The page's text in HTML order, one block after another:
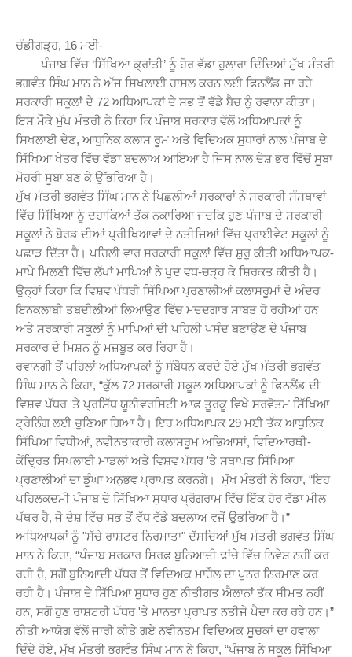
ਚੰਡੀਗੜ੍ਹ, 16 ਮਈ-
ਪੰਜਾਬ ਵਿੱਚ ‘ਸਿੱਖਿਆ ਕ੍ਰਾਂਤੀ’ ਨੂੰ ਹੋਰ ਵੱਡਾ ਹੁਲਾਰਾ ਦਿੰਦਿਆਂ ਮੁੱਖ ਮੰਤਰੀ
ਭਗਵੰਤ ਸਿੰਘ ਮਾਨ ਨੇ ਅੱਜ ਸਿਖਲਾਈ ਹਾਸਲ ਕਰਨ ਲਈ ਫਿਨਲੈਂਡ ਜਾ ਰਹੇ
ਸਰਕਾਰੀ ਸਕੂਲਾਂ ਦੇ 72 ਅਧਿਆਪਕਾਂ ਦੇ ਸਭ ਤੋਂ ਵੱਡੇ ਬੈਚ ਨੂੰ ਰਵਾਨਾ ਕੀਤਾ।
ਇਸ ਮੌਕੇ ਮੁੱਖ ਮੰਤਰੀ ਨੇ ਕਿਹਾ ਕਿ ਪੰਜਾਬ ਸਰਕਾਰ ਵੱਲੋਂ ਅਧਿਆਪਕਾਂ ਨੂੰ
ਸਿਖਲਾਈ ਦੇਣ, ਆਧੁਨਿਕ ਕਲਾਸ ਰੂਮ ਅਤੇ ਵਿਦਿਅਕ ਸੁਧਾਰਾਂ ਨਾਲ ਪੰਜਾਬ ਦੇ
ਸਿੱਖਿਆ ਖੇਤਰ ਵਿੱਚ ਵੱਡਾ ਬਦਲਾਅ ਆਇਆ ਹੈ ਜਿਸ ਨਾਲ ਦੇਸ਼ ਭਰ ਵਿੱਚੋਂ ਸੂਬਾ
ਮੋਹਰੀ ਸੂਬਾ ਬਣ ਕੇ ਉੱਭਰਿਆ ਹੈ।
ਮੁੱਖ ਮੰਤਰੀ ਭਗਵੰਤ ਸਿੰਘ ਮਾਨ ਨੇ ਪਿਛਲੀਆਂ ਸਰਕਾਰਾਂ ਨੇ ਸਰਕਾਰੀ ਸੰਸਥਾਵਾਂ
ਵਿੱਚ ਸਿੱਖਿਆ ਨੂੰ ਦਹਾਕਿਆਂ ਤੱਕ ਨਕਾਰਿਆ ਜਦਕਿ ਹੁਣ ਪੰਜਾਬ ਦੇ ਸਰਕਾਰੀ
ਸਕੂਲਾਂ ਨੇ ਬੋਰਡ ਦੀਆਂ ਪ੍ਰੀਖਿਆਵਾਂ ਦੇ ਨਤੀਜਿਆਂ ਵਿੱਚ ਪ੍ਰਾਈਵੇਟ ਸਕੂਲਾਂ ਨੂੰ
ਪਛਾੜ ਦਿੱਤਾ ਹੈ। ਪਹਿਲੀ ਵਾਰ ਸਰਕਾਰੀ ਸਕੂਲਾਂ ਵਿੱਚ ਸ਼ੁਰੂ ਕੀਤੀ ਅਧਿਆਪਕ-
ਮਾਪੇ ਮਿਲਣੀ ਵਿੱਚ ਲੱਖਾਂ ਮਾਪਿਆਂ ਨੇ ਖੁਦ ਵਧ-ਚੜ੍ਹ ਕੇ ਸ਼ਿਰਕਤ ਕੀਤੀ ਹੈ।
ਉਨ੍ਹਾਂ ਕਿਹਾ ਕਿ ਵਿਸ਼ਵ ਪੱਧਰੀ ਸਿੱਖਿਆ ਪ੍ਰਣਾਲੀਆਂ ਕਲਾਸਰੂਮਾਂ ਦੇ ਅੰਦਰ
ਇਨਕਲਾਬੀ ਤਬਦੀਲੀਆਂ ਲਿਆਉਣ ਵਿੱਚ ਮਦਦਗਾਰ ਸਾਬਤ ਹੋ ਰਹੀਆਂ ਹਨ
ਅਤੇ ਸਰਕਾਰੀ ਸਕੂਲਾਂ ਨੂੰ ਮਾਪਿਆਂ ਦੀ ਪਹਿਲੀ ਪਸੰਦ ਬਣਾਉਣ ਦੇ ਪੰਜਾਬ
ਸਰਕਾਰ ਦੇ ਮਿਸ਼ਨ ਨੂੰ ਮਜ਼ਬੂਤ ਕਰ ਰਿਹਾ ਹੈ।
ਰਵਾਨਗੀ ਤੋਂ ਪਹਿਲਾਂ ਅਧਿਆਪਕਾਂ ਨੂੰ ਸੰਬੋਧਨ ਕਰਦੇ ਹੋਏ ਮੁੱਖ ਮੰਤਰੀ ਭਗਵੰਤ
ਸਿੰਘ ਮਾਨ ਨੇ ਕਿਹਾ, “ਕੁੱਲ 72 ਸਰਕਾਰੀ ਸਕੂਲ ਅਧਿਆਪਕਾਂ ਨੂੰ ਫਿਨਲੈਂਡ ਦੀ
ਵਿਸ਼ਵ ਪੱਧਰ 'ਤੇ ਪ੍ਰਸਿੱਧ ਯੂਨੀਵਰਸਿਟੀ ਆਫ਼ ਤੂਰਕੂ ਵਿਖੇ ਸਰਵੋਤਮ ਸਿੱਖਿਆ
ਟ੍ਰੇਨਿੰਗ ਲਈ ਚੁਣਿਆ ਗਿਆ ਹੈ। ਇਹ ਅਧਿਆਪਕ 29 ਮਈ ਤੱਕ ਆਧੁਨਿਕ
ਸਿੱਖਿਆ ਵਿਧੀਆਂ, ਨਵੀਨਤਾਕਾਰੀ ਕਲਾਸਰੂਮ ਅਭਿਆਸਾਂ, ਵਿਦਿਆਰਥੀ-
ਕੇਂਦ੍ਰਿਤ ਸਿਖਲਾਈ ਮਾਡਲਾਂ ਅਤੇ ਵਿਸ਼ਵ ਪੱਧਰ 'ਤੇ ਸਥਾਪਤ ਸਿੱਖਿਆ
ਪ੍ਰਣਾਲੀਆਂ ਦਾ ਡੂੰਘਾ ਅਨੁਭਵ ਪ੍ਰਾਪਤ ਕਰਨਗੇ। ਮੁੱਖ ਮੰਤਰੀ ਨੇ ਕਿਹਾ, “ਇਹ
ਪਹਿਲਕਦਮੀ ਪੰਜਾਬ ਦੇ ਸਿੱਖਿਆ ਸੁਧਾਰ ਪ੍ਰੋਗਰਾਮ ਵਿੱਚ ਇੱਕ ਹੋਰ ਵੱਡਾ ਮੀਲ
ਪੱਥਰ ਹੈ, ਜੋ ਦੇਸ਼ ਵਿੱਚ ਸਭ ਤੋਂ ਵੱਧ ਵੱਡੇ ਬਦਲਾਅ ਵਜੋਂ ਉਭਰਿਆ ਹੈ।”
ਅਧਿਆਪਕਾਂ ਨੂੰ "ਸੱਚੇ ਰਾਸ਼ਟਰ ਨਿਰਮਾਤਾ" ਦੱਸਦਿਆਂ ਮੁੱਖ ਮੰਤਰੀ ਭਗਵੰਤ ਸਿੰਘ
ਮਾਨ ਨੇ ਕਿਹਾ, “ਪੰਜਾਬ ਸਰਕਾਰ ਸਿਰਫ਼ ਬੁਨਿਆਦੀ ਢਾਂਚੇ ਵਿੱਚ ਨਿਵੇਸ਼ ਨਹੀਂ ਕਰ
ਰਹੀ ਹੈ, ਸਗੋਂ ਬੁਨਿਆਦੀ ਪੱਧਰ ਤੋਂ ਵਿਦਿਅਕ ਮਾਹੌਲ ਦਾ ਪੁਨਰ ਨਿਰਮਾਣ ਕਰ
ਰਹੀ ਹੈ। ਪੰਜਾਬ ਦੇ ਸਿੱਖਿਆ ਸੁਧਾਰ ਹੁਣ ਨੀਤੀਗਤ ਐਲਾਨਾਂ ਤੱਕ ਸੀਮਤ ਨਹੀਂ
ਹਨ, ਸਗੋਂ ਹੁਣ ਰਾਸ਼ਟਰੀ ਪੱਧਰ 'ਤੇ ਮਾਨਤਾ ਪ੍ਰਾਪਤ ਨਤੀਜੇ ਪੈਦਾ ਕਰ ਰਹੇ ਹਨ।”
ਨੀਤੀ ਆਯੋਗ ਵੱਲੋਂ ਜਾਰੀ ਕੀਤੇ ਗਏ ਨਵੀਨਤਮ ਵਿਦਿਅਕ ਸੂਚਕਾਂ ਦਾ ਹਵਾਲਾ
ਦਿੰਦੇ ਹੋਏ, ਮੁੱਖ ਮੰਤਰੀ ਭਗਵੰਤ ਸਿੰਘ ਮਾਨ ਨੇ ਕਿਹਾ, “ਪੰਜਾਬ ਨੇ ਸਕੂਲ ਸਿੱਖਿਆ